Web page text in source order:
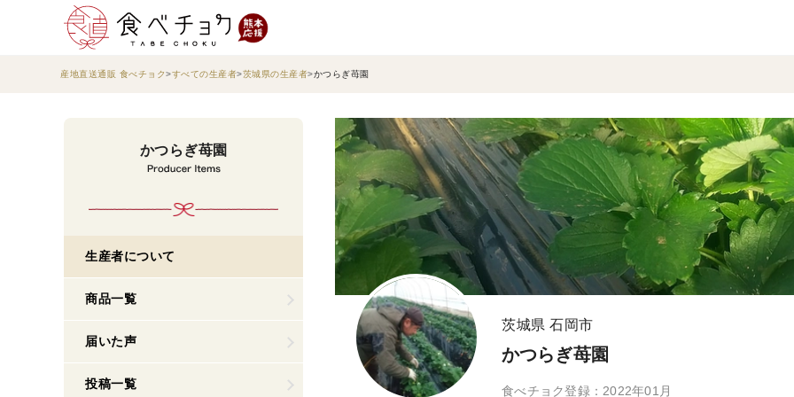
産地直送通販 食べチョク すべての生産者 茨城県の生産者 かつらぎ苺園
茨城県 石岡市
かつらぎ苺園
食べチョク登録：2022年01月
かつらぎ苺園
生産者について
商品一覧
届いた声
投稿一覧